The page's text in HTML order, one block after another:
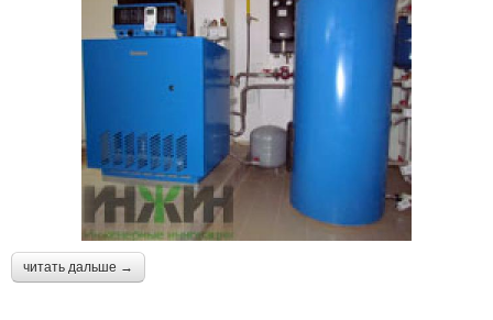
читать дальше →